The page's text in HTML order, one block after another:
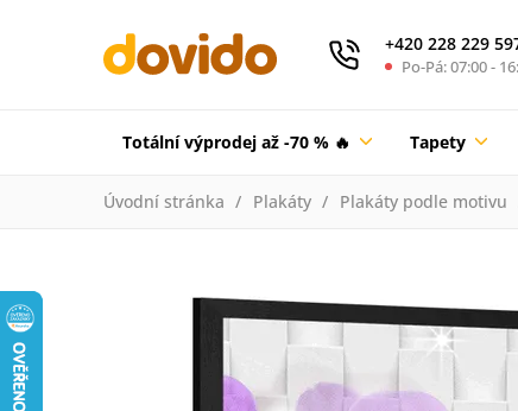
+420 228 229
Po-Pá: 07:00 -
Totální výprodej až -70 % 🔥 Tapety
Úvodní stránka Plakáty Plakáty podle motivu